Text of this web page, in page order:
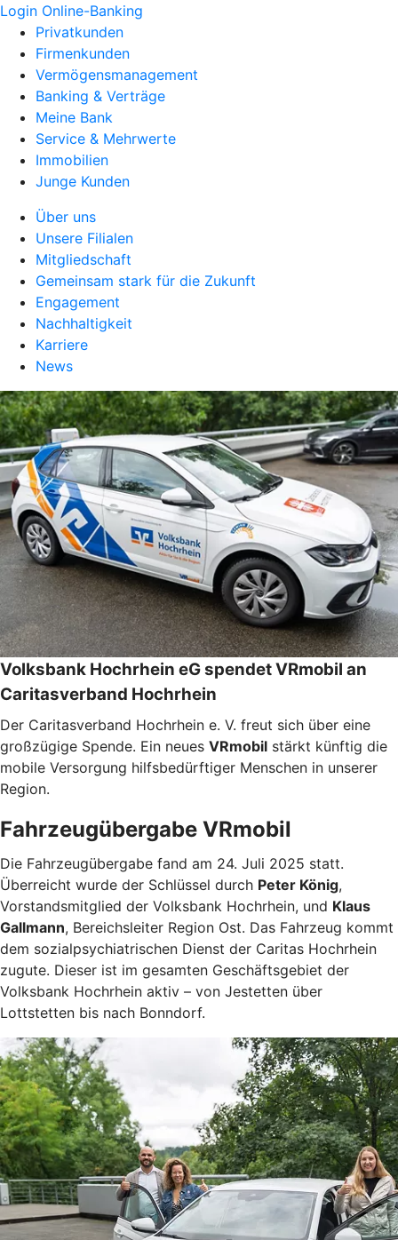
Login Online-Banking
Privatkunden
Firmenkunden
Vermögensmanagement
Banking & Verträge
Meine Bank
Service & Mehrwerte
Immobilien
Junge Kunden
Über uns
Unsere Filialen
Mitgliedschaft
Gemeinsam stark für die Zukunft
Engagement
Nachhaltigkeit
Karriere
News
Volksbank Hochrhein eG spendet VRmobil an
Caritasverband Hochrhein
Der Caritasverband Hochrhein e. V. freut sich über eine
großzügige Spende. Ein neues VRmobil stärkt künftig die
mobile Versorgung hilfsbedürftiger Menschen in unserer
Region.
Fahrzeugübergabe VRmobil
Die Fahrzeugübergabe fand am 24. Juli 2025 statt.
Überreicht wurde der Schlüssel durch Peter König,
Vorstandsmitglied der Volksbank Hochrhein, und Klaus
Gallmann, Bereichsleiter Region Ost. Das Fahrzeug kommt
dem sozialpsychiatrischen Dienst der Caritas Hochrhein
zugute. Dieser ist im gesamten Geschäftsgebiet der
Volksbank Hochrhein aktiv – von Jestetten über
Lottstetten bis nach Bonndorf.